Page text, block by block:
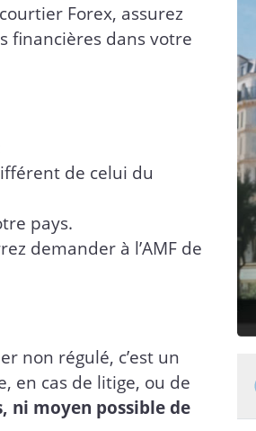
Forex, assurez
financières dans votre
de celui du
pays.
demander à l’AMF de
non régulé, c’est un
en cas de litige, ou de
ni moyen possible de